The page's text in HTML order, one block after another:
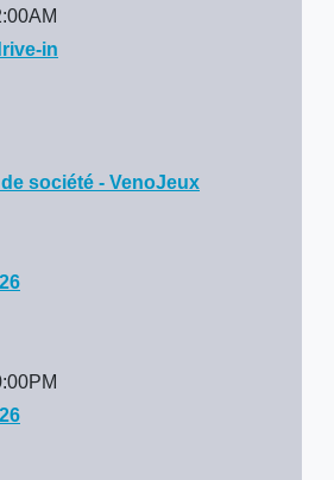
in
société - VenoJeux